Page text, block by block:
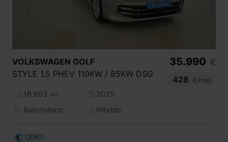
VOLKSWAGEN GOLF
STYLE 1.5 PHEV 110KW / 85KW DSG
16.693 km
2025
Automático
Híbrido
35.990 €
428
€/mes
CERO